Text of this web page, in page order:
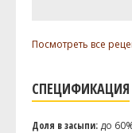
Brooklyn
Danstar -
Посмотреть все
СПЕЦИФИКАЦИЯ
Доля в засыпи: до